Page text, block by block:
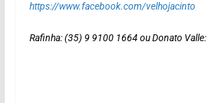
https://www.facebook.com/velhojacinto
Rafinha: (35) 9 9100 1664 ouDonato Valle: